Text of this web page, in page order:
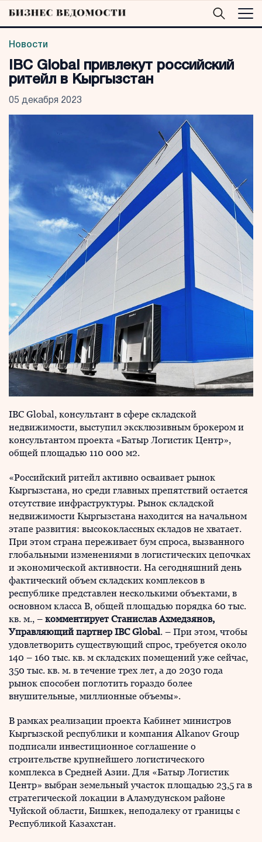
Новости
IBC Global привлекут российский
ритейл в Кыргызстан
05 декабря 2023
IBC Global, консультант в сфере складской
недвижимости, выступил эксклюзивным брокером и
консультантом проекта «Батыр Логистик Центр»,
общей площадью 110 000 м2.
«Российский ритейл активно осваивает рынок
Кыргызстана, но среди главных препятствий остается
отсутствие инфраструктуры. Рынок складской
недвижимости Кыргызстана находится на начальном
этапе развития: высококлассных складов не хватает.
При этом страна переживает бум спроса, вызванного
глобальными изменениями в логистических цепочках
и экономической активности. На сегодняшний день
фактический объем складских комплексов в
республике представлен несколькими объектами, в
основном класса В, общей площадью порядка 60 тыс.
кв. м., – комментирует Станислав Ахмедзянов,
Управляющий партнерIBC Global. – При этом, чтобы
удовлетворить существующий спрос, требуется около
140 – 160 тыс. кв. м складских помещений уже сейчас,
350 тыс. кв. м. в течение трех лет, а до 2030 года
рынок способен поглотить гораздо более
внушительные, миллионные объемы».
В рамках реализации проекта Кабинет министров
Кыргызской республики и компания Alkanov Group
подписали инвестиционное соглашение о
строительстве крупнейшего логистического
комплекса в Средней Азии. Для «Батыр Логистик
Центр» выбран земельный участок площадью 23,5 га в
стратегической локации в Аламудунском районе
Чуйской области, Бишкек, неподалеку от границы с
Республикой Казахстан.